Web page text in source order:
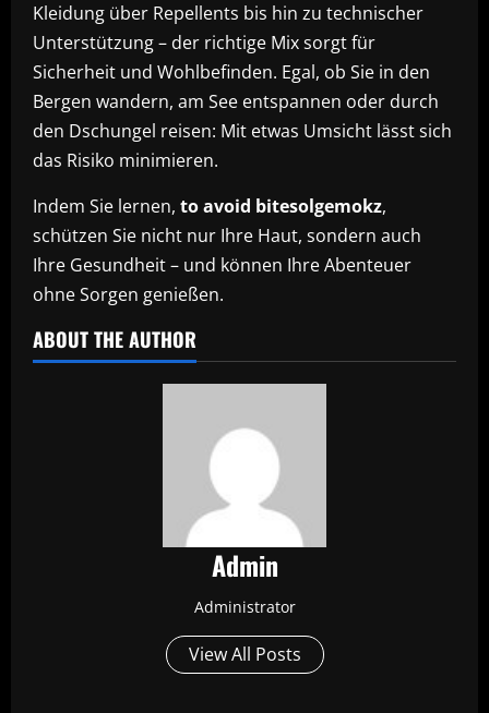
Kleidung über Repellents bis hin zu technischer
Unterstützung – der richtige Mix sorgt für
Sicherheit und Wohlbefinden. Egal, ob Sie in den
Bergen wandern, am See entspannen oder durch
den Dschungel reisen: Mit etwas Umsicht lässt sich
das Risiko minimieren.
Indem Sie lernen, to avoid bitesolgemokz,
schützen Sie nicht nur Ihre Haut, sondern auch
Ihre Gesundheit – und können Ihre Abenteuer
ohne Sorgen genießen.
ABOUT THE AUTHOR
Admin
Administrator
View All Posts